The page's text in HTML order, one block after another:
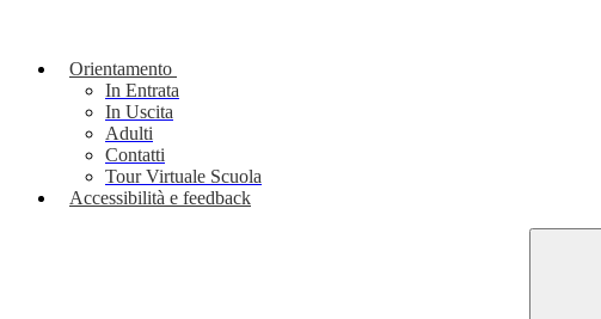
Orientamento
In Entrata
In Uscita
Adulti
Contatti
Tour Virtuale Scuola
Accessibilità e feedback